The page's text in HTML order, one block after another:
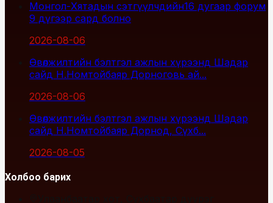
Монгол-Хятадын сэтгүүлчдийн16 дугаар форум
9 дүгээр сард болно
2026-08-06
Өвөлжилтийн бэлтгэл ажлын хүрээнд Шадар
сайд Н.Номтойбаяр Дорноговь ай...
2026-08-06
Өвөлжилтийн бэлтгэл ажлын хүрээнд Шадар
сайд Н.Номтойбаяр Дорнод, Сүхб...
2026-08-05
Холбоо барих